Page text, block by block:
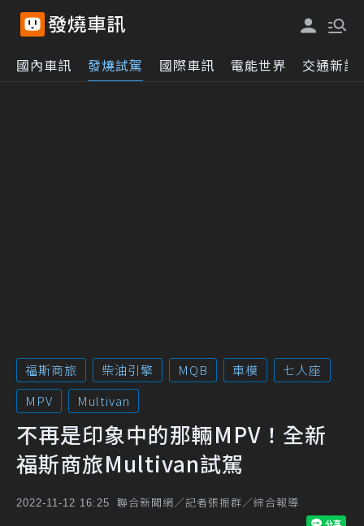
國內車訊 發燒試駕 國際車訊 電能世界 交通新訊
福斯商旅 柴油引擎 MQB 車模
七人座
MPV
Multivan
不再是印象中的那輛MPV！全新
福斯商旅Multivan試駕
2022-11-12 16:25 聯合新聞網／記者張振群／綜合報導